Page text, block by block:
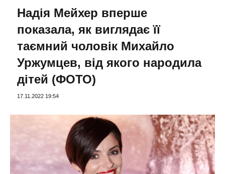
Надія Мейхер вперше
показала, як виглядає її
таємний чоловік Михайло
Уржумцев, від якого народила
дітей (ФОТО)
17.11.2022 19:54